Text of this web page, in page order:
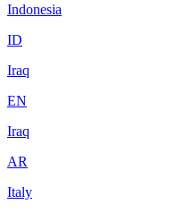
Indonesia
ID
Iraq
EN
Iraq
AR
Italy